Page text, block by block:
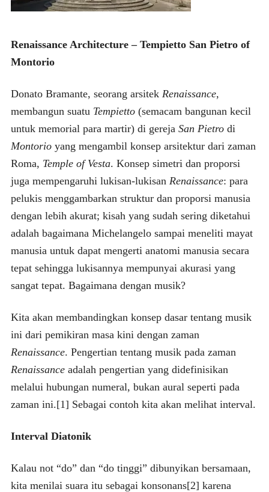
Renaissance Architecture – Tempietto San Pietro of
Montorio
Donato Bramante, seorang arsitek Renaissance,
membangun suatu Tempietto (semacam bangunan kecil
untuk memorial para martir) di gereja San Pietrodi
Montorio yang mengambil konsep arsitektur dari zaman
Roma, Temple of Vesta. Konsep simetri dan proporsi
juga mempengaruhi lukisan-lukisan Renaissance: para
pelukis menggambarkan struktur dan proporsi manusia
dengan lebih akurat; kisah yang sudah sering diketahui
adalah bagaimana Michelangelo sampai meneliti mayat
manusia untuk dapat mengerti anatomi manusia secara
tepat sehingga lukisannya mempunyai akurasi yang
sangat tepat. Bagaimana dengan musik?
Kita akan membandingkan konsep dasar tentang musik
ini dari pemikiran masa kini dengan zaman
Renaissance. Pengertian tentang musik pada zaman
Renaissanceadalah pengertian yang didefinisikan
melalui hubungan numeral, bukan aural seperti pada
zaman ini.[1] Sebagai contoh kita akan melihat interval.
Interval Diatonik
Kalau not “do” dan “do tinggi” dibunyikan bersamaan,
kita menilai suara itu sebagai konsonans[2] karena